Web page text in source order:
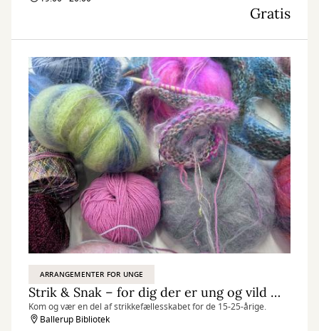
Gratis
ARRANGEMENTER FOR UNGE
Strik & Snak – for dig der er ung og vild med garn
Kom og vær en del af strikkefællesskabet for de 15-25-årige.
Ballerup Bibliotek